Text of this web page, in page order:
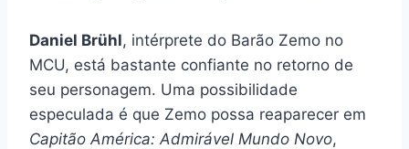
Daniel Brühl, intérprete do Barão Zemo no
MCU, está bastante confiante no retorno de
seu personagem. Uma possibilidade
especulada é que Zemo possa reaparecer em
Capitão América: Admirável Mundo Novo,